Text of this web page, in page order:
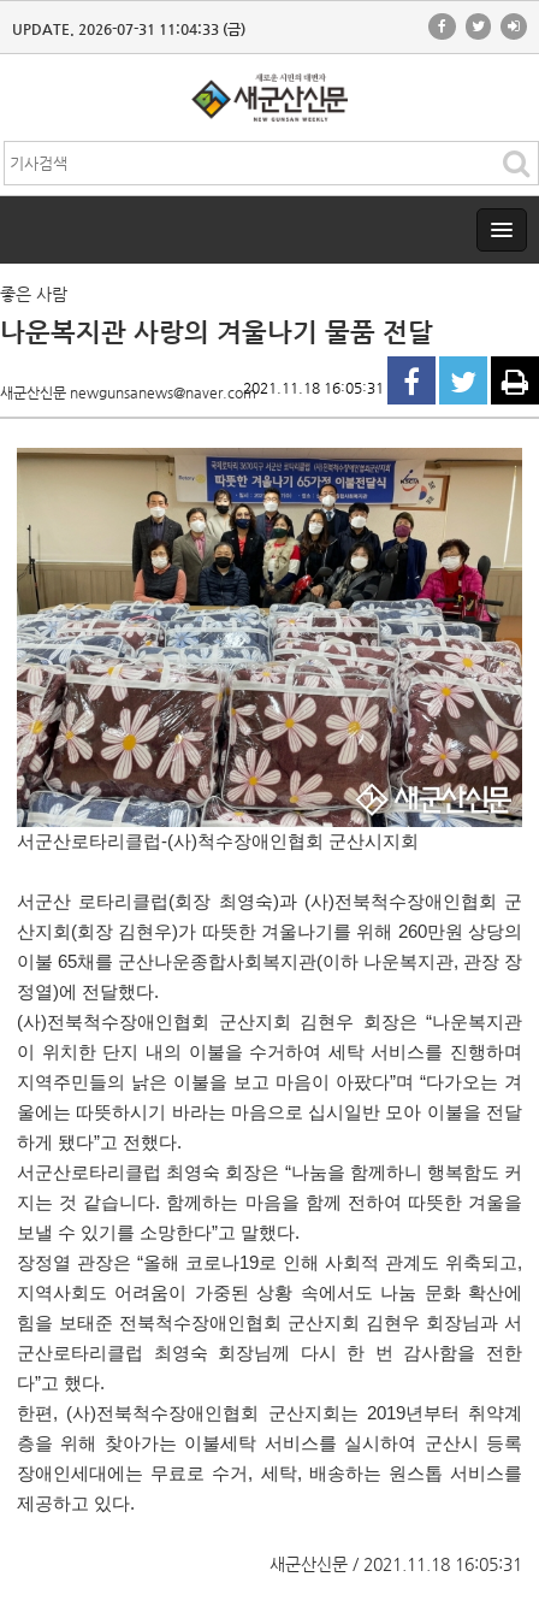
UPDATE. 2026-07-31 11:04:33 (금)
좋은 사람
나운복지관 사랑의 겨울나기 물품 전달
새군산신문 newgunsanews@naver.com2021.11.18 16:05:31
서군산로타리클럽-(사)척수장애인협회 군산시지회
서군산 로타리클럽(회장 최영숙)과 (사)전북척수장애인협회 군
산지회 (회장 김현우)가 따뜻한 겨울나기를 위해 260만원 상당의
이불 65채를 군산나운종합사회복지관(이하 나운복지관, 관장 장
정열)에 전달했다.
(사)전북척수장애인협회 군산지회 김현우 회장은 “나운복지관
이 위치한 단지 내의 이불을 수거하여 세탁 서비스를 진행하며
지역주민들의 낡은 이불을 보고 마음이 아팠다”며 “다가오는 겨
울에는 따뜻하시기 바라는 마음으로 십시일반 모아 이불을 전달
하게 됐다”고 전했다.
서군산로타리클럽 최영숙 회장은 “나눔을 함께하니 행복함도 커
지는 것 같습니다. 함께하는 마음을 함께 전하여 따뜻한 겨울을
보낼 수 있기를 소망한다”고 말했다.
장정열 관장은 “올해 코로나19로 인해 사회적 관계도 위축되고,
지역사회도 어려움이 가중된 상황 속에서도 나눔 문화 확산에
힘을 보태준 전북척수장애인협회 군산지회 김현우 회장님과 서
군산로타리클럽 최영숙 회장님께 다시 한 번 감사함을 전한
다”고 했다.
한편 , (사)전북척수장애인협회 군산지회는 2019년부터 취약계
층을 위해 찾아가는 이불세탁 서비스를 실시하여 군산시 등록
장애인세대에는 무료로 수거 , 세탁, 배송하는 원스톱 서비스를
제공하고 있다.
새군산신문 / 2021.11.18 16:05:31